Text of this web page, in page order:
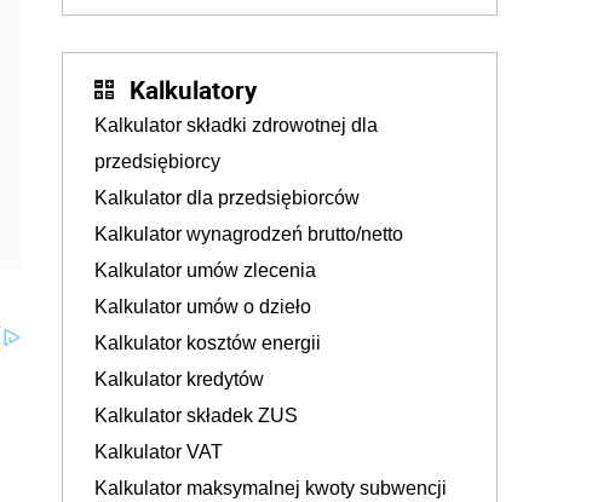
Kalkulatory
Kalkulator składki zdrowotnej dla
przedsiębiorcy
Kalkulator dla przedsiębiorców
Kalkulator wynagrodzeń brutto/netto
Kalkulator umów zlecenia
Kalkulator umów o dzieło
Kalkulator kosztów energii
Kalkulator kredytów
Kalkulator składek ZUS
Kalkulator VAT
Kalkulator maksymalnej kwoty subwencji